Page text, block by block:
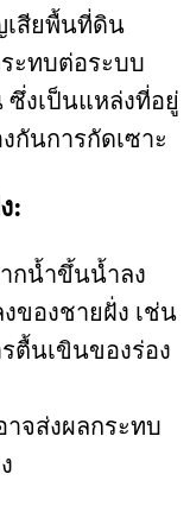
เสียพื้นที่ดิน
ะทบต่อระบบ
ซึ่งเป็นแหล่งที่อยู่
กันการกัดเซาะ
:
กน้ำขึ้นน้ำลง
ของชายฝั่ง เช่น
ตื้นเขินของร่อง
จส่งผลกระทบ